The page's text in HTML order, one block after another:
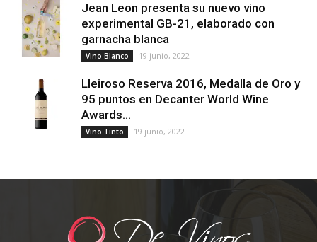
Jean Leon presenta su nuevo vino
experimental GB-21, elaborado con
garnacha blanca
Vino Blanco 19 junio, 2022
Lleiroso Reserva 2016, Medalla de Oro y
95 puntos en Decanter World Wine
Awards...
Vino Tinto 19 junio, 2022